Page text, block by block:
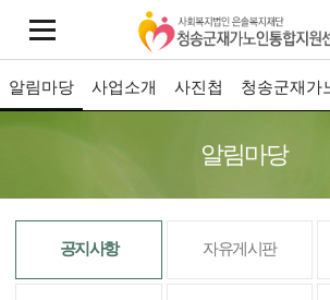
알림마당 사업소개 사진첩 청송군재가
알림마당
공지사항 자유게시판